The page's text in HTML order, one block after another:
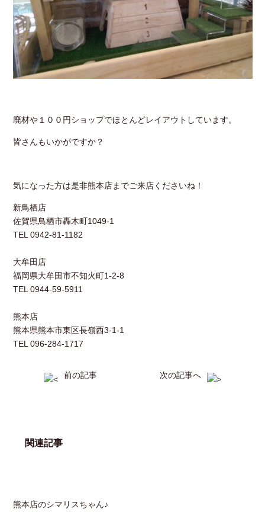
廃材や１００円ショップでほとんどレイアウトしています。
皆さんもいかがですか？
気になった方は是非熊本店までご来店くださいね！
新鳥栖店
佐賀県鳥栖市轟木町1049-1
TEL 0942-81-1182
大牟田店
福岡県大牟田市不知火町1-2-8
TEL 0944-59-5911
熊本店
熊本県熊本市東区長嶺西3-1-1
TEL 096-284-1717
前の記事 次の記事へ
関連記事
熊本店のシマリスちゃん♪